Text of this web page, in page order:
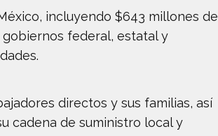
incluyendo $643 millones de
federal, estatal y
directos y sus familias, así
cadena de suministro local y